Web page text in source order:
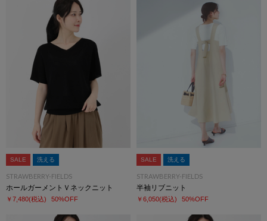
SALE 洗える
STRAWBERRY-FIELDS
ホールガーメントＶネックニット
￥7,480(税込) 50%OFF
SALE 洗える
STRAWBERRY-FIELDS
半袖リブニット
￥6,050(税込) 50%OFF